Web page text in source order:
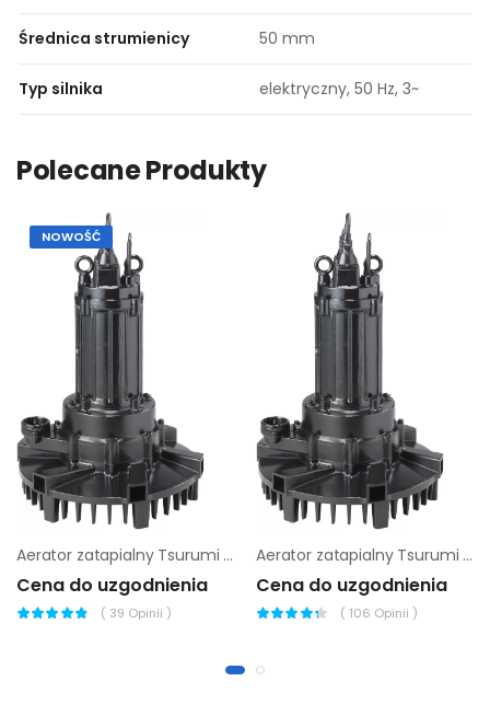
Średnica strumienicy 50 mm
Typ silnika elektryczny, 50 Hz, 3~
Polecane Produkty
NOWOŚĆ
Aerator zatapialny Tsurumi 50TRN 42.2
Cena do uzgodnienia
( 39 Opinii )
Aerator zatapialny Tsurumi 32TRN 2.75
Cena do uzgodnienia
( 106 Opinii )